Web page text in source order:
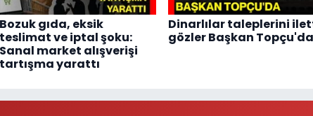
Bozuk gıda, eksik
teslimat ve iptal şoku:
Sanal market alışverişi
tartışma yarattı
Dinarlılar taleplerini
gözler Başkan Topçu'da